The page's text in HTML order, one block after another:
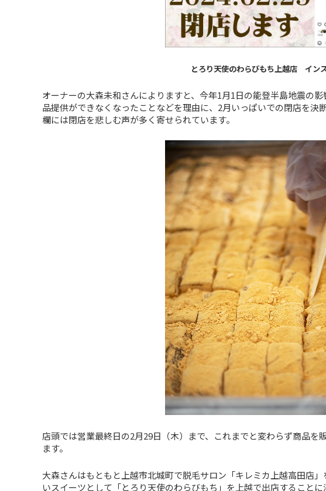
とろり天使のわらびもち上越店 イン
オーナーの大森未和さんによりますと、今年1月1日の能登半島地震の
品提供ができなくなったことなどを理由に、2月いっぱいでの閉店を決
欄には閉店を悲しむ声が多く寄せられています。
店頭では営業最終日の2月29日（木）まで、これまでと変わらず商品を
ます。
大森さんはもともと上越市北城町で脱毛サロン「キレミカ上越高田店
いスイーツとして「とろり天使のわらびもち」を上越で出店することに